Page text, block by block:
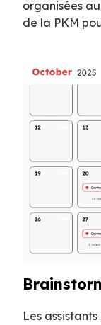
organisées
de la PKM
Les